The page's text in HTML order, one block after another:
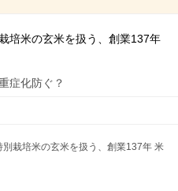
培米の玄米を扱う、創業137年
症化防ぐ？
栽培米の玄米を扱う、創業137年 米